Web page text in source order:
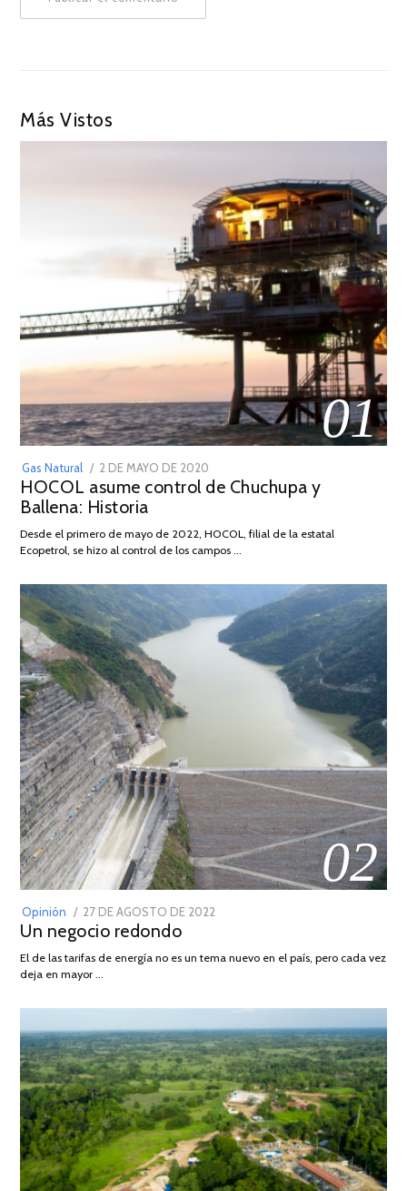
Más Vistos
01
Gas Natural
POSTED
ON
2 DE MAYO DE 2020
DE
2026
HOCOL asume control de Chuchupa y
Ballena: Historia
Desde el primero de mayo de 2022, HOCOL, filial de la estatal
Ecopetrol, se hizo al control de los campos …
02
Opinión
POSTED
ON
27 DE AGOSTO DE 2022
DE
Un negocio redondo
El de las tarifas de energía no es un tema nuevo en el país, pero cada vez
deja en mayor …